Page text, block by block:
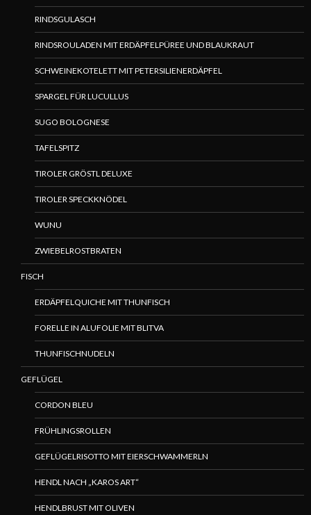
RINDSGULASCH
RINDSROULADEN MIT ERDÄPFELPÜREE UND BLAUKRAUT
SCHWEINEKOTELETT MIT PETERSILIENERDÄPFEL
SPARGEL FÜR LUCULLUS
SUGO BOLOGNESE
TAFELSPITZ
TIROLER GRÖSTL DELUXE
TIROLER SPECKKNÖDEL
WUNU
ZWIEBELROSTBRATEN
FISCH
ERDÄPFELQUICHE MIT THUNFISCH
FORELLE IN ALUFOLIE MIT BLITVA
THUNFISCHNUDELN
GEFLÜGEL
CORDON BLEU
FRÜHLINGSROLLEN
GEFLÜGELRISOTTO MIT EIERSCHWAMMERLN
HENDL NACH „KAROS ART“
HENDLBRUST MIT OLIVEN